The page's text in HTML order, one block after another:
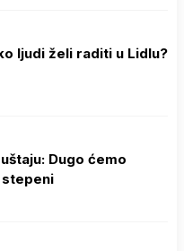
ljudi želi raditi u Lidlu?
Dugo ćemo
stepeni